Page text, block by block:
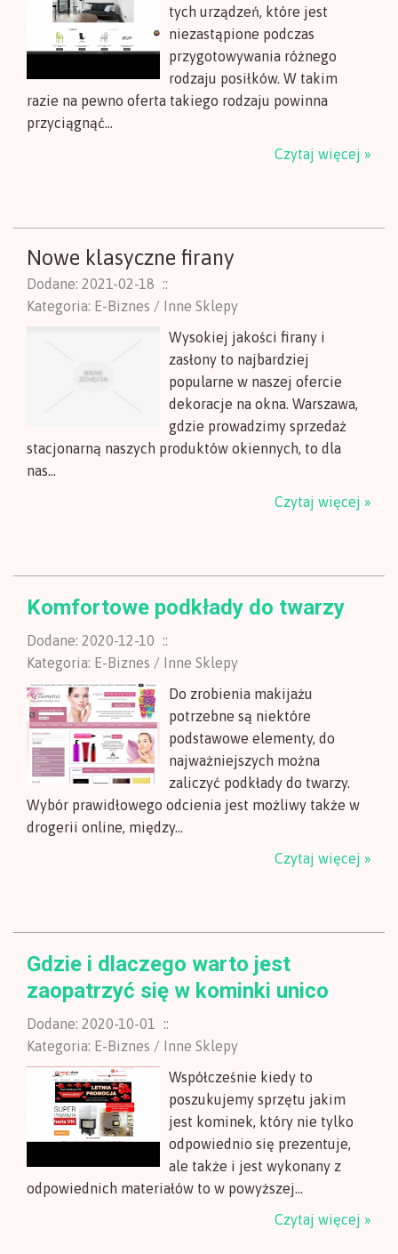
tych urządzeń, które jest
niezastąpione podczas
przygotowywania różnego
rodzaju posiłków. W takim
razie na pewno oferta takiego rodzaju powinna
przyciągnąć...
Czytaj więcej »
Nowe klasyczne firany
Dodane: 2021-02-18 ::
Kategoria: E-Biznes / Inne Sklepy
Wysokiej jakości firany i
zasłony to najbardziej
popularne w naszej ofercie
dekoracje na okna. Warszawa,
gdzie prowadzimy sprzedaż
stacjonarną naszych produktów okiennych, to dla
nas...
Czytaj więcej »
Komfortowe podkłady do twarzy
Dodane: 2020-12-10 ::
Kategoria: E-Biznes / Inne Sklepy
Do zrobienia makijażu
potrzebne są niektóre
podstawowe elementy, do
najważniejszych można
zaliczyć podkłady do twarzy.
Wybór prawidłowego odcienia jest możliwy także w
drogerii online, między...
Czytaj więcej »
Gdzie i dlaczego warto jest
zaopatrzyć się w kominki unico
Dodane: 2020-10-01
::
Kategoria: E-Biznes / Inne Sklepy
Współcześnie kiedy to
poszukujemy sprzętu jakim
jest kominek, który nie tylko
odpowiednio się prezentuje,
ale także i jest wykonany z
odpowiednich materiałów to w powyższej...
Czytaj więcej »